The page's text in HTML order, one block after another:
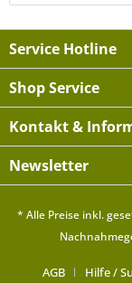
Service Hotline
Shop Service
Kontakt &
Newsletter
* Alle Preise inkl.
AGB Hilfe /